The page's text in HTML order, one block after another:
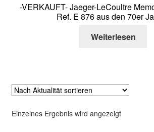
-VERKAUFT- Jaeger-LeCoultre
Ref. E 876 aus den 70er
Weiterlesen
Einzelnes Ergebnis wird angezeigt